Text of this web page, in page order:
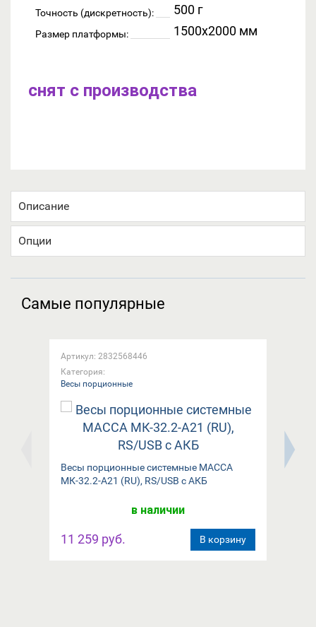
Точность (дискретность): 500 г
Размер платформы: 1500x2000 мм
снят с производства
Описание
Опции
Самые популярные
Артикул: 2832568446
Категория:
Весы порционные
Весы порционные системные МАССА
МК-32.2-А21 (RU), RS/USB с АКБ
в наличии
11 259 руб. В корзину